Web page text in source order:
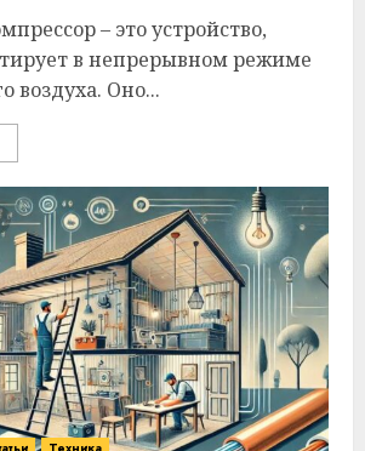
– это устройство,
в непрерывном режиме
воздуха. Оно...